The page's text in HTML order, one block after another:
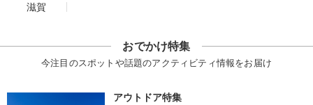
滋賀
おでかけ特集
今注目のスポットや話題のアクティビティ情報をお届け
アウトドア特集